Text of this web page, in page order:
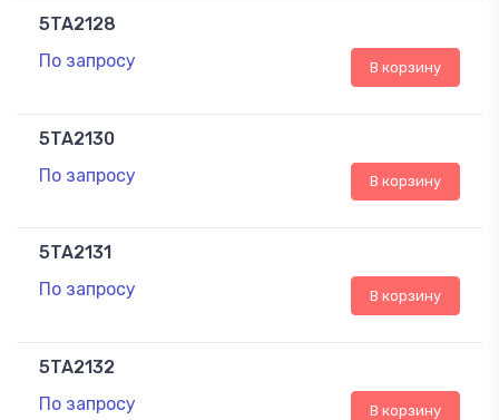
5TA2128
По запросу
В корзину
5TA2130
По запросу
В корзину
5TA2131
По запросу
В корзину
5TA2132
По запросу
В корзину